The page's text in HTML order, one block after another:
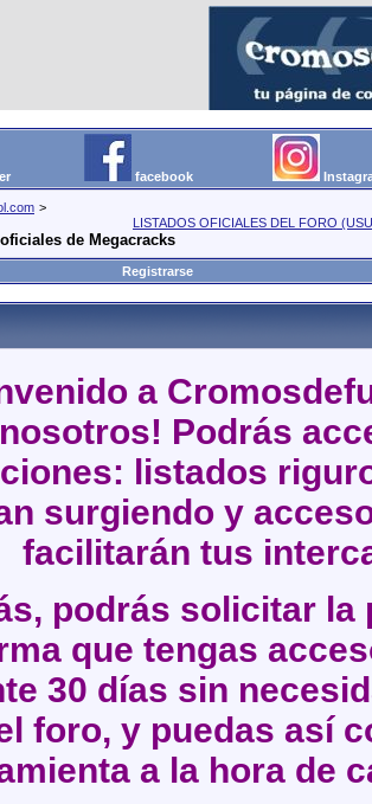
facebook
>
LISTADOS OFICIALES DEL FORO
de Megacracks
Registrarse
a
Podrás
listados
surgiendo y
facilitarán tus
podrás solicitar
que tengas
30 días sin
foro, y puedas así
a la hora de